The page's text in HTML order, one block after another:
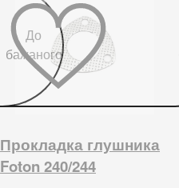
До
бажаного
Прокладка глушника
Foton 240/244